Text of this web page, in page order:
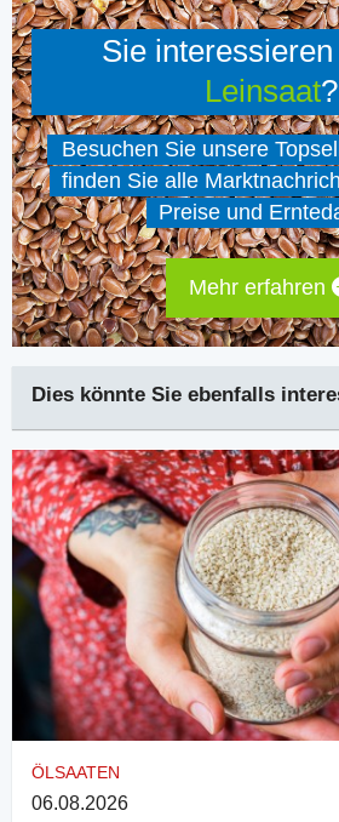
Sie
Leinsaat?
Besuchen Sie unsere
finden Sie alle
Preise und
Mehr erfahren
Dies könnte Sie ebenfalls
ÖLSAATEN
06.08.2026